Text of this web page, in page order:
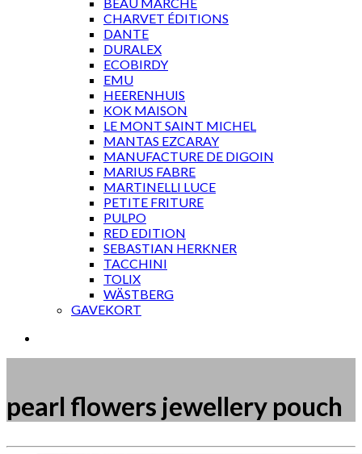
CHARVET ÉDITIONS
DANTE
DURALEX
ECOBIRDY
EMU
HEERENHUIS
KOK MAISON
LE MONT SAINT MICHEL
MANTAS EZCARAY
MANUFACTURE DE DIGOIN
MARIUS FABRE
MARTINELLI LUCE
PETITE FRITURE
PULPO
RED EDITION
SEBASTIAN HERKNER
TACCHINI
TOLIX
WÄSTBERG
GAVEKORT
pearl flowers jewellery pouch